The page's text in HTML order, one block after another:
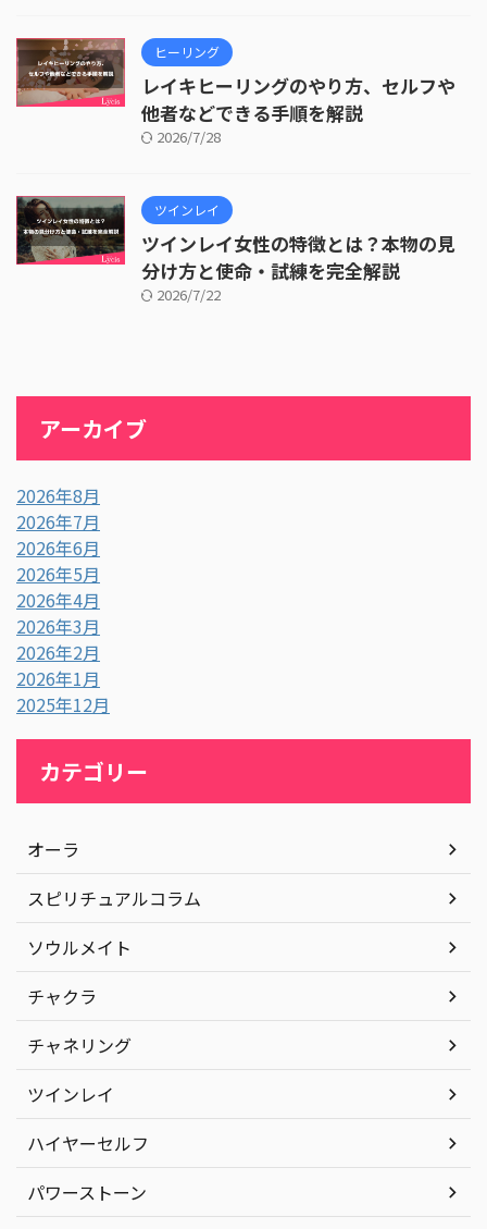
ヒーリング
レイキヒーリングのやり方、セルフや
他者などできる手順を解説
2026/7/28
ツインレイ
ツインレイ女性の特徴とは？本物の見
分け方と使命・試練を完全解説
2026/7/22
アーカイブ
2026年8月
2026年7月
2026年6月
2026年5月
2026年4月
2026年3月
2026年2月
2026年1月
2025年12月
カテゴリー
オーラ
スピリチュアルコラム
ソウルメイト
チャクラ
チャネリング
ツインレイ
ハイヤーセルフ
パワーストーン